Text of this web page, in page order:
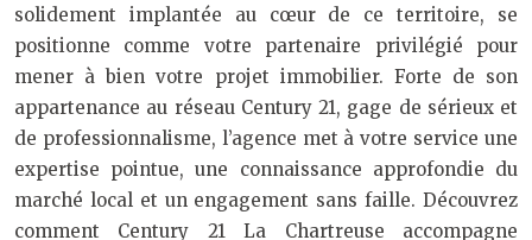
solidement implantée au cœur de ce territoire, se
positionne comme votre partenaire privilégié pour
mener à bien votre projet immobilier. Forte de son
appartenance au réseau Century 21, gage de sérieux et
de professionnalisme, l’agence met à votre service une
expertise pointue, une connaissance approfondie du
marché local et un engagement sans faille. Découvrez
comment Century 21 La Chartreuse accompagne